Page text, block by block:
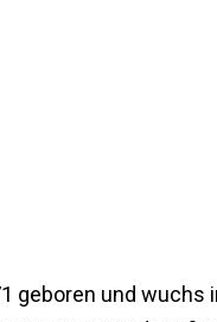
geboren und wuchs